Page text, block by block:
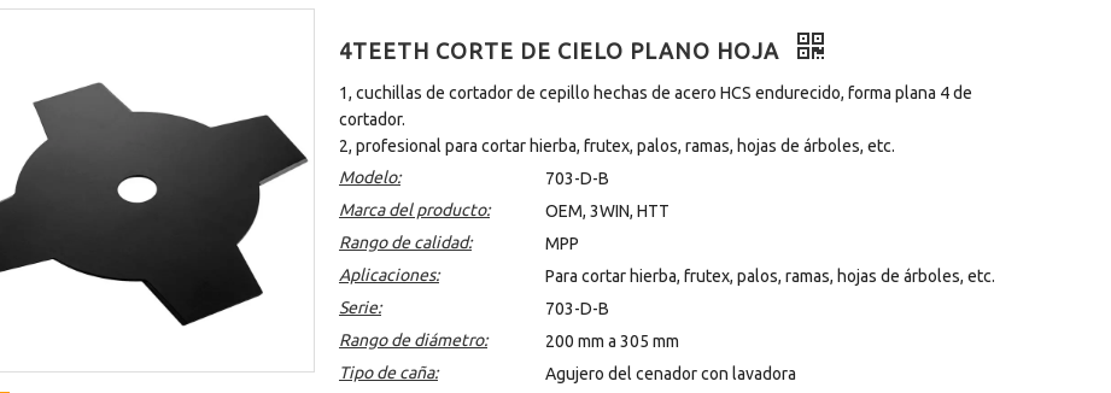
4TEETH CORTE DE CIELO PLANO HOJA
1, cuchillas de cortador de cepillo hechas de acero HCS endurecido, forma plana 4 de
cortador.
2, profesional para cortar hierba, frutex, palos, ramas, hojas de árboles, etc.
Modelo:
703-D-B
Marca del producto:
OEM, 3WIN, HTT
Rango de calidad:
MPP
Aplicaciones:
Para cortar hierba, frutex, palos, ramas, hojas de árboles, etc.
Serie:
703-D-B
Rango de diámetro:
200 mm a 305 mm
Tipo de caña:
Agujero del cenador con lavadora